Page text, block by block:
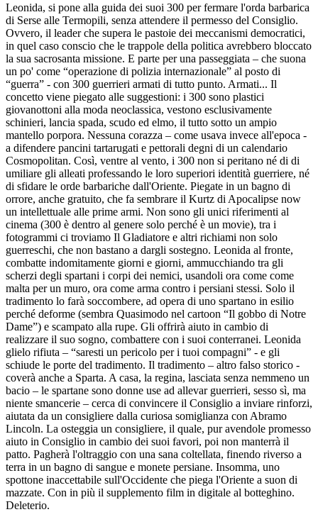
Leonida, si pone alla guida dei suoi 300 per fermare l'orda barbarica
di Serse alle Termopili, senza attendere il permesso del Consiglio.
Ovvero, il leader che supera le pastoie dei meccanismi democratici,
in quel caso conscio che le trappole della politica avrebbero bloccato
la sua sacrosanta missione. E parte per una passeggiata – che suona
un po' come “operazione di polizia internazionale” al posto di
“guerra” - con 300 guerrieri armati di tutto punto. Armati... Il
concetto viene piegato alle suggestioni: i 300 sono plastici
giovanottoni alla moda neoclassica, vestono esclusivamente
schinieri, lancia spada, scudo ed elmo, il tutto sotto un ampio
mantello porpora. Nessuna corazza – come usava invece all'epoca -
a difendere pancini tartarugati e pettorali degni di un calendario
Cosmopolitan. Così, ventre al vento, i 300 non si peritano né di di
umiliare gli alleati professando le loro superiori identità guerriere, né
di sfidare le orde barbariche dall'Oriente. Piegate in un bagno di
orrore, anche gratuito, che fa sembrare il Kurtz di Apocalipse now
un intellettuale alle prime armi. Non sono gli unici riferimenti al
cinema (300 è dentro al genere solo perché è un movie), tra i
fotogrammi ci troviamo Il Gladiatore e altri richiami non solo
guerreschi, che non bastano a dargli sostegno. Leonida al fronte,
combatte indomitamente giorni e giorni, ammucchiando tra gli
scherzi degli spartani i corpi dei nemici, usandoli ora come come
malta per un muro, ora come arma contro i persiani stessi. Solo il
tradimento lo farà soccombere, ad opera di uno spartano in esilio
perché deforme (sembra Quasimodo nel cartoon “Il gobbo di Notre
Dame”) e scampato alla rupe. Gli offrirà aiuto in cambio di
realizzare il suo sogno, combattere con i suoi conterranei. Leonida
glielo rifiuta – “saresti un pericolo per i tuoi compagni” - e gli
schiude le porte del tradimento. Il tradimento – altro falso storico -
coverà anche a Sparta. A casa, la regina, lasciata senza nemmeno un
bacio – le spartane sono donne use ad allevar guerrieri, sesso sì, ma
niente smancerie – cerca di convincere il Consiglio a inviare rinforzi,
aiutata da un consigliere dalla curiosa somiglianza con Abramo
Lincoln. La osteggia un consigliere, il quale, pur avendole promesso
aiuto in Consiglio in cambio dei suoi favori, poi non manterrà il
patto. Pagherà l'oltraggio con una sana coltellata, finendo riverso a
terra in un bagno di sangue e monete persiane. Insomma, uno
spottone inaccettabile sull'Occidente che piega l'Oriente a suon di
mazzate. Con in più il supplemento film in digitale al botteghino.
Deleterio.